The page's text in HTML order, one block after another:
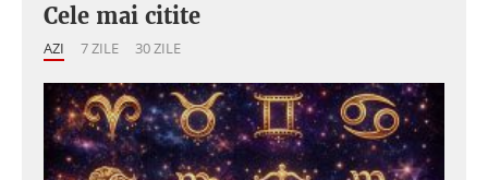
Cele mai citite
AZI 7 ZILE 30 ZILE